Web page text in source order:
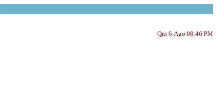
Qui 6-Ago 08:46 PM